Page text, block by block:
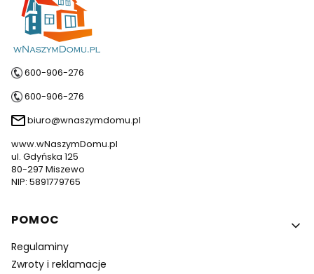
600-906-276
600-906-276
biuro@wnaszymdomu.pl
www.wNaszymDomu.pl
ul. Gdyńska 125
80-297 Miszewo
NIP: 5891779765
Linki w stopce
POMOC
Regulaminy
Zwroty i reklamacje